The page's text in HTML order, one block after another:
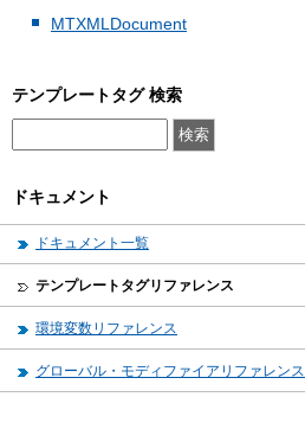
MTXMLDocument
テンプレートタグ 検索
ドキュメント
ドキュメント一覧
テンプレートタグリファレンス
環境変数リファレンス
グローバル・モディファイアリファレンス